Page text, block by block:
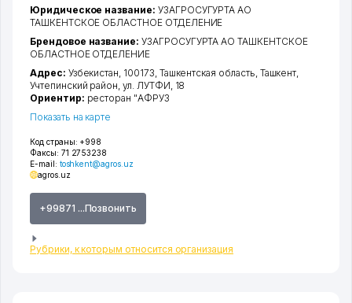
Код страны: +998
Факсы: 71 2753238
E-mail: toshkent@agros.uz
agros.uz
+99871 ...Позвонить
Рубрики, к которым относится организация
Юридическое название: УЗАГРОСУГУРТА АО
ТАШКЕНТСКОЕ ОБЛАСТНОЕ ОТДЕЛЕНИЕ
Брендовое название: УЗАГРОСУГУРТА АО ТАШКЕНТСКОЕ
ОБЛАСТНОЕ ОТДЕЛЕНИЕ
Адрес: Узбекистан, 100173, Ташкентская область Ташкент
Учтепинский район ,ул. ЛУТФИ , 18
Ориентир: ресторан "АФРУЗ
Показать на карте